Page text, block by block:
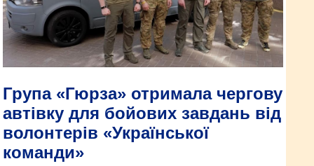
Група «Гюрза» отримала чергову
автівку для бойових завдань від
волонтерів «Української
команди»